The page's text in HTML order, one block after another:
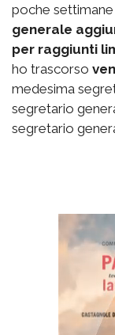
poche
generale
per raggiunti
ho trascorso
medesima
segretario
segretario